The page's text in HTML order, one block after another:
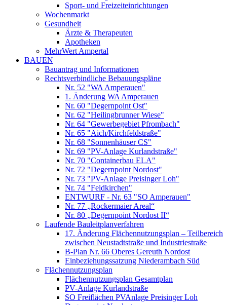
Sport- und Freizeiteinrichtungen
Wochenmarkt
Gesundheit
Ärzte & Therapeuten
Apotheken
MehrWert Ampertal
BAUEN
Bauantrag und Informationen
Rechtsverbindliche Bebauungspläne
Nr. 52 "WA Amperauen"
1. Änderung WA Amperauen
Nr. 60 "Degernpoint Ost"
Nr. 62 "Heilingbrunner Wiese"
Nr. 64 "Gewerbegebiet Pfrombach"
Nr. 65 "Aich/Kirchfeldstraße"
Nr. 68 "Sonnenhäuser CS"
Nr. 69 "PV-Anlage Kurlandstraße"
Nr. 70 "Containerbau ELA"
Nr. 72 "Degernpoint Nordost"
Nr. 73 "PV-Anlage Preisinger Loh"
Nr. 74 "Feldkirchen"
ENTWURF - Nr. 63 "SO Amperauen"
Nr. 77 „Rockermaier Areal“
Nr. 80 „Degernpoint Nordost II“
Laufende Bauleitplanverfahren
17. Änderung Flächennutzungsplan – Teilbereich
zwischen Neustadtstraße und Industriestraße
B-Plan Nr. 66 Oberes Gereuth Nordost
Einbeziehungssatzung Niederambach Süd
Flächennutzungsplan
Flächennutzungsplan Gesamtplan
PV-Anlage Kurlandstraße
SO Freiflächen PV­Anlage Preisinger Loh